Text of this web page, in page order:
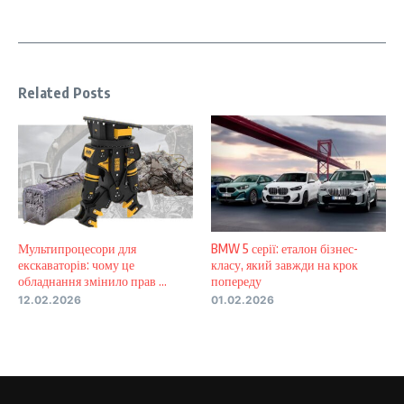
Related Posts
Мультипроцесори для
екскаваторів: чому це
обладнання змінило прав ...
12.02.2026
BMW 5 серії: еталон бізнес-
класу, який завжди на крок
попереду
01.02.2026